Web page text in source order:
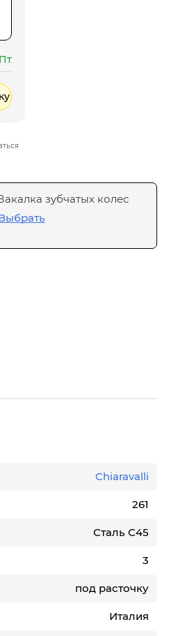
зубчатых колес
Chiaravalli
261
Сталь С45
3
под расточку
Италия